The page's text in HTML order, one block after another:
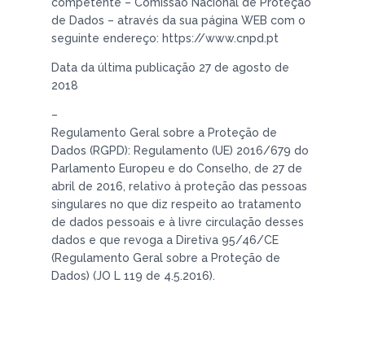
de Dados – através da sua página WEB com o
seguinte endereço: https://www.cnpd.pt
Data da última publicação 27 de agosto de
2018
–
Regulamento Geral sobre a Proteção de
Dados (RGPD): Regulamento (UE) 2016/679 do
Parlamento Europeu e do Conselho, de 27 de
abril de 2016, relativo à proteção das pessoas
singulares no que diz respeito ao tratamento
de dados pessoais e à livre circulação desses
dados e que revoga a Diretiva 95/46/CE
(Regulamento Geral sobre a Proteção de
Dados) (JO L 119 de 4.5.2016).